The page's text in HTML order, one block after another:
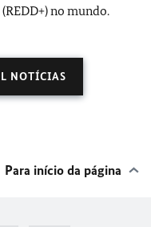
no mundo.
NOTÍCIAS
Para início da página